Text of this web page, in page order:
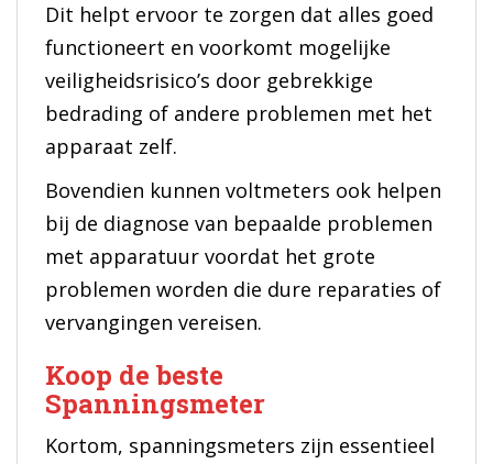
Dit helpt ervoor te zorgen dat alles goed
functioneert en voorkomt mogelijke
veiligheidsrisico’s door gebrekkige
bedrading of andere problemen met het
apparaat zelf.
Bovendien kunnen voltmeters ook helpen
bij de diagnose van bepaalde problemen
met apparatuur voordat het grote
problemen worden die dure reparaties of
vervangingen vereisen.
Koop de beste
Spanningsmeter
Kortom, spanningsmeters zijn essentieel